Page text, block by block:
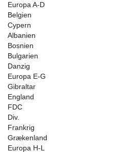
Europa A-D
Belgien
Cypern
Albanien
Bosnien
Bulgarien
Danzig
Europa E-G
Gibraltar
England
FDC
Div.
Frankrig
Grækenland
Europa H-L